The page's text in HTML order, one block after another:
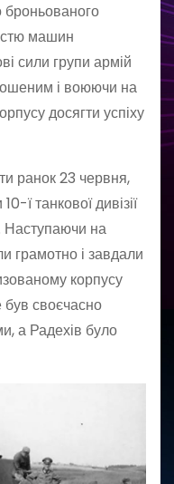
броньованого
машин
сили групи армій
і воюючи на
досягти успіху
ранок 23 червня,
ї танкової дивізії
Наступаючи на
грамотно і завдали
корпусу
був своєчасно
а Радехів було